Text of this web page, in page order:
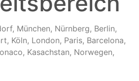
München, Nürnberg, Berlin,
Köln, London, Paris, Barcelona,
Kasachstan, Norwegen,